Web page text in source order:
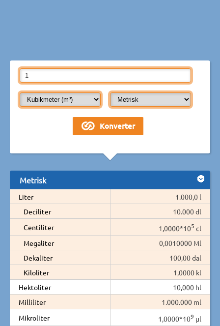
Metrisk
Liter
1.000,0 l
Deciliter
10.000 dl
Centiliter
1,0000*105 cl
Megaliter
0,0010000 Ml
Dekaliter
100,00 dal
Kiloliter
1,0000 kl
Hektoliter
10,000 hl
Milliliter
1.000.000 ml
Mikroliter
1,0000*109 µl